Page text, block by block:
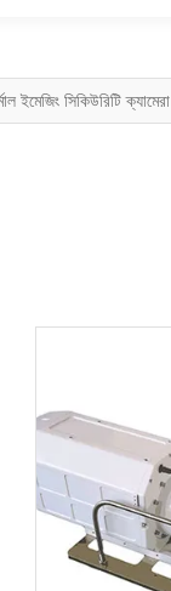
ইমেজিং সিকিউরিটি ক্যামেরা